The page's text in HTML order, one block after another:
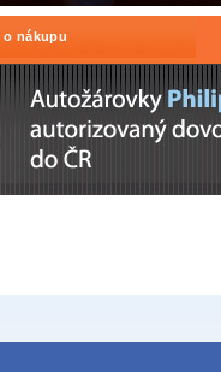
o nákupu